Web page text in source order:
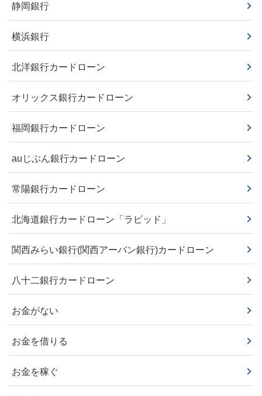
静岡銀行
横浜銀行
北洋銀行カードローン
オリックス銀行カードローン
福岡銀行カードローン
auじぶん銀行カードローン
常陽銀行カードローン
北海道銀行カードローン「ラピッド」
関西みらい銀行(関西アーバン銀行)カードローン
八十二銀行カードローン
お金がない
お金を借りる
お金を稼ぐ